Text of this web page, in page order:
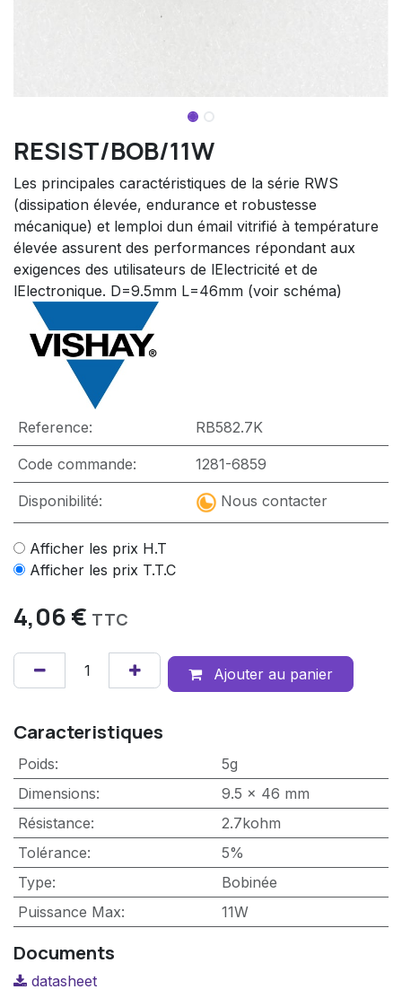
RESIST/BOB/11W
Les principales caractéristiques de la série RWS
(dissipation élevée, endurance et robustesse
mécanique) et lemploi dun émail vitrifié à température
élevée assurent des performances répondant aux
exigences des utilisateurs de lElectricité et de
lElectronique. D=9.5mm L=46mm (voir schéma)
Reference: RB582.7K
Code commande: 1281-6859
Disponibilité: Nous contacter
Afficher les prix H.T
Afficher les prix T.T.C
4,06€ TTC
Ajouter au panier
Caracteristiques
Poids:
5g
Dimensions:
9.5 x 46 mm
Résistance:
2.7kohm
Tolérance:
5%
Type:
Bobinée
Puissance Max: 11W
Documents
datasheet